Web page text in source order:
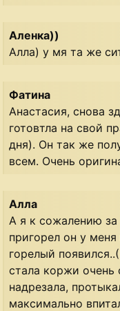
Аленка))
Алла) у мя та же
Фатина
Анастасия, снова
готовтла на свой
дня). Он так же
всем. Очень
Алла
А я к сожалению
пригорел он у
горелый
стала коржи
надрезала,
максимально